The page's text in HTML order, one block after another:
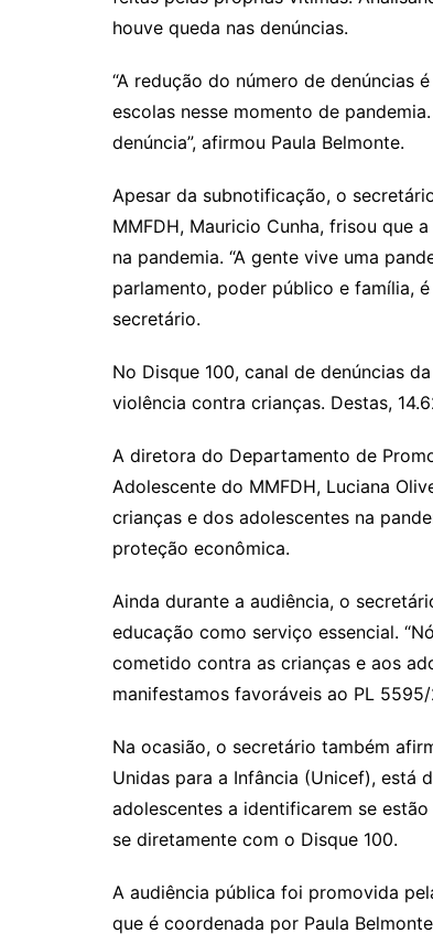
houve queda nas denúncias.
“A redução do número de denúncias
escolas nesse momento de
denúncia”, afirmou Paula Belmonte.
Apesar da subnotificação, o
MMFDH, Mauricio Cunha, frisou que
na pandemia. “A gente vive uma
parlamento, poder público e família,
secretário.
No Disque 100, canal de denúncias
violência contra crianças. Destas,
A diretora do Departamento de
Adolescente do MMFDH, Luciana
crianças e dos adolescentes na
proteção econômica.
Ainda durante a audiência, o
educação como serviço essencial.
cometido contra as crianças e aos
manifestamos favoráveis ao PL
Na ocasião, o secretário também
Unidas para a Infância (Unicef), está
adolescentes a identificarem se
se diretamente com o Disque 100.
A audiência pública foi promovida
que é coordenada por Paula